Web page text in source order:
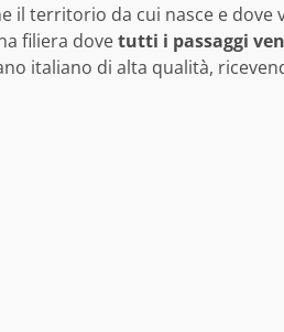
il territorio da cui nasce e dove
filiera dovetutti i passaggi
italiano di alta qualità,